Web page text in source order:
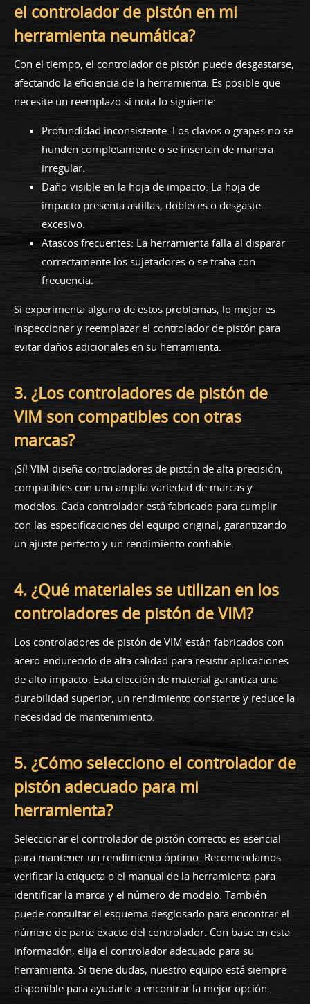
el controlador de pistón en mi
herramienta neumática?
Con el tiempo, el controlador de pistón puede desgastarse,
afectando la eficiencia de la herramienta. Es posible que
necesite un reemplazo si nota lo siguiente:
Profundidad inconsistente: Los clavos o grapas no se
hunden completamente o se insertan de manera
irregular.
Daño visible en la hoja de impacto: La hoja de
impacto presenta astillas, dobleces o desgaste
excesivo.
Atascos frecuentes: La herramienta falla al disparar
correctamente los sujetadores o se traba con
frecuencia.
Si experimenta alguno de estos problemas, lo mejor es
inspeccionar y reemplazar el controlador de pistón para
evitar daños adicionales en su herramienta.
3. ¿Los controladores de pistón de
VIM son compatibles con otras
marcas?
¡Sí! VIM diseña controladores de pistón de alta precisión,
compatibles con una amplia variedad de marcas y
modelos. Cada controlador está fabricado para cumplir
con las especificaciones del equipo original, garantizando
un ajuste perfecto y un rendimiento confiable.
4. ¿Qué materiales se utilizan en los
controladores de pistón de VIM?
Los controladores de pistón de VIM están fabricados con
acero endurecido de alta calidad para resistir aplicaciones
de alto impacto. Esta elección de material garantiza una
durabilidad superior, un rendimiento constante y reduce la
necesidad de mantenimiento.
5. ¿Cómo selecciono el controlador de
pistón adecuado para mi
herramienta?
Seleccionar el controlador de pistón correcto es esencial
para mantener un rendimiento óptimo. Recomendamos
verificar la etiqueta o el manual de la herramienta para
identificar la marca y el número de modelo. También
puede consultar el esquema desglosado para encontrar el
número de parte exacto del controlador. Con base en esta
información, elija el controlador adecuado para su
herramienta. Si tiene dudas, nuestro equipo está siempre
disponible para ayudarle a encontrar la mejor opción.